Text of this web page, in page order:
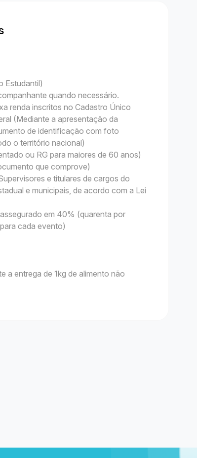
Estudantil)
quando necessário.
renda inscritos no Cadastro Único
(Mediante a apresentação da
de identificação com foto
o território nacional)
ou RG para maiores de 60 anos)
que comprove)
e titulares de cargos do
e municipais, de acordo com a Lei
em 40% (quarenta por
cada evento)
a entrega de 1kg de alimento não